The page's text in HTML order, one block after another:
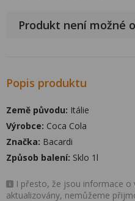
Produkt není možné
Popis produktu
Země původu: Itálie
Výrobce: Coca Cola
Značka: Bacardi
Způsob balení: Sklo 1l
I přesto, že jsou informace o
aktualizovány, nemůžeme